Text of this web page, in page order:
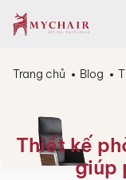
Trang chủ Blog
Thiết kế
giúp